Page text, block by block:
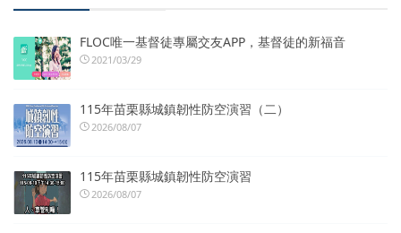
FLOC唯一基督徒專屬交友APP，基督徒的新福音
2021/03/29
115年苗栗縣城鎮韌性防空演習（二）
2026/08/07
115年苗栗縣城鎮韌性防空演習
2026/08/07